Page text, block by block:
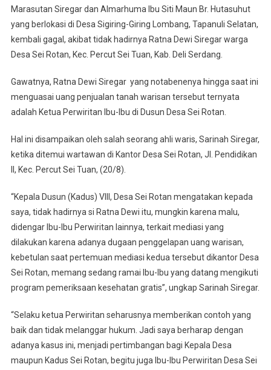
Gagal,
Terungkap
!!!
Siregar
Marasutan Siregar dan Almarhuma Ibu Siti Maun Br. Hutasuhut
yang berlokasi di Desa Sigiring-Giring Lombang, Tapanuli Selatan,
kembali gagal, akibat tidak hadirnya Ratna Dewi Siregar warga
Desa Sei Rotan, Kec. Percut Sei Tuan, Kab. Deli Serdang.
Gawatnya, Ratna Dewi Siregar yang notabenenya hingga saat ini
menguasai uang penjualan tanah warisan tersebut ternyata
adalah Ketua Perwiritan Ibu-Ibu di Dusun Desa Sei Rotan.
Hal ini disampaikan oleh salah seorang ahli waris, Sarinah Siregar,
ketika ditemui wartawan di Kantor Desa Sei Rotan, Jl. Pendidikan
II, Kec. Percut Sei Tuan, (20/8).
“Kepala Dusun (Kadus) VIII, Desa Sei Rotan mengatakan kepada
saya, tidak hadirnya si Ratna Dewi itu, mungkin karena malu,
didengar Ibu-Ibu Perwiritan lainnya, terkait mediasi yang
dilakukan karena adanya dugaan penggelapan uang warisan,
kebetulan saat pertemuan mediasi kedua tersebut dikantor Desa
Sei Rotan, memang sedang ramai Ibu-Ibu yang datang mengikuti
program pemeriksaan kesehatan gratis”, ungkap Sarinah Siregar.
“Selaku ketua Perwiritan seharusnya memberikan contoh yang
baik dan tidak melanggar hukum. Jadi saya berharap dengan
adanya kasus ini, menjadi pertimbangan bagi Kepala Desa
maupun Kadus Sei Rotan, begitu juga Ibu-Ibu Perwiritan Desa Sei